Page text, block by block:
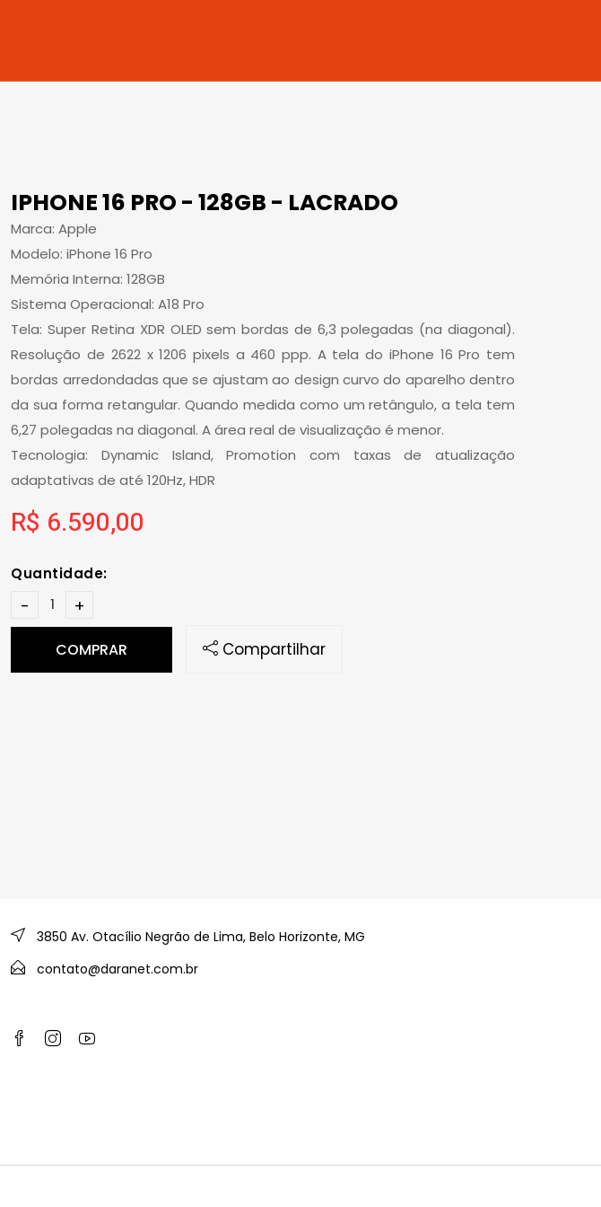
IPHONE 16 PRO - 128GB - LACRADO
Marca: Apple
Modelo: iPhone 16 Pro
Memória Interna: 128GB
Sistema Operacional: A18 Pro
Tela: Super Retina XDR OLED sem bordas de 6,3 polegadas (na diagonal).
Resolução de 2622 x 1206 pixels a 460 ppp. A tela do iPhone 16 Pro tem
bordas arredondadas que se ajustam ao design curvo do aparelho dentro
da sua forma retangular. Quando medida como um retângulo, a tela tem
6,27 polegadas na diagonal. A área real de visualização é menor.
Tecnologia: Dynamic Island, Promotion com taxas de atualização
adaptativas de até 120Hz, HDR
R$ 6.590,00
Quantidade:
- +
COMPRAR Compartilhar
3850 Av. Otacílio Negrão de Lima, Belo Horizonte, MG
contato@daranet.com.br